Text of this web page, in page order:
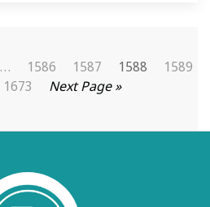
… 1586 1587 1588
1589
1673 Next Page »